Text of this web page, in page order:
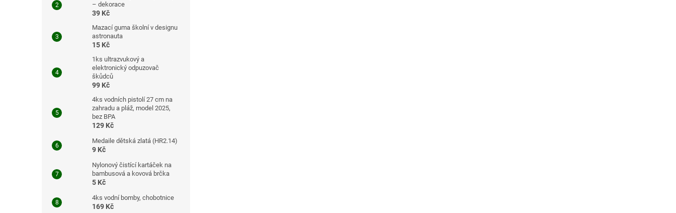
– dekorace
39 Kč
Mazací guma školní v designu
astronauta
15 Kč
1ks ultrazvukový a
elektronický odpuzovač
škůdců
99 Kč
4ks vodních pistolí 27 cm na
zahradu a pláž, model 2025,
bez BPA
129 Kč
Medaile dětská zlatá (HR2.14)
9 Kč
Nylonový čistící kartáček na
bambusová a kovová brčka
5 Kč
4ks vodní bomby, chobotnice
169 Kč